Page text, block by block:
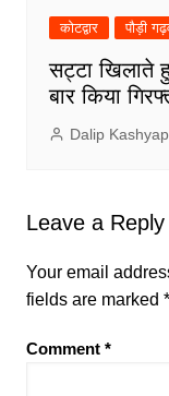
कोटद्वार पौड़ी
सट्टा खिलाते
बार किया
Dalip Kashyap
Leave a Reply
Your email
fields are marked *
Comment *